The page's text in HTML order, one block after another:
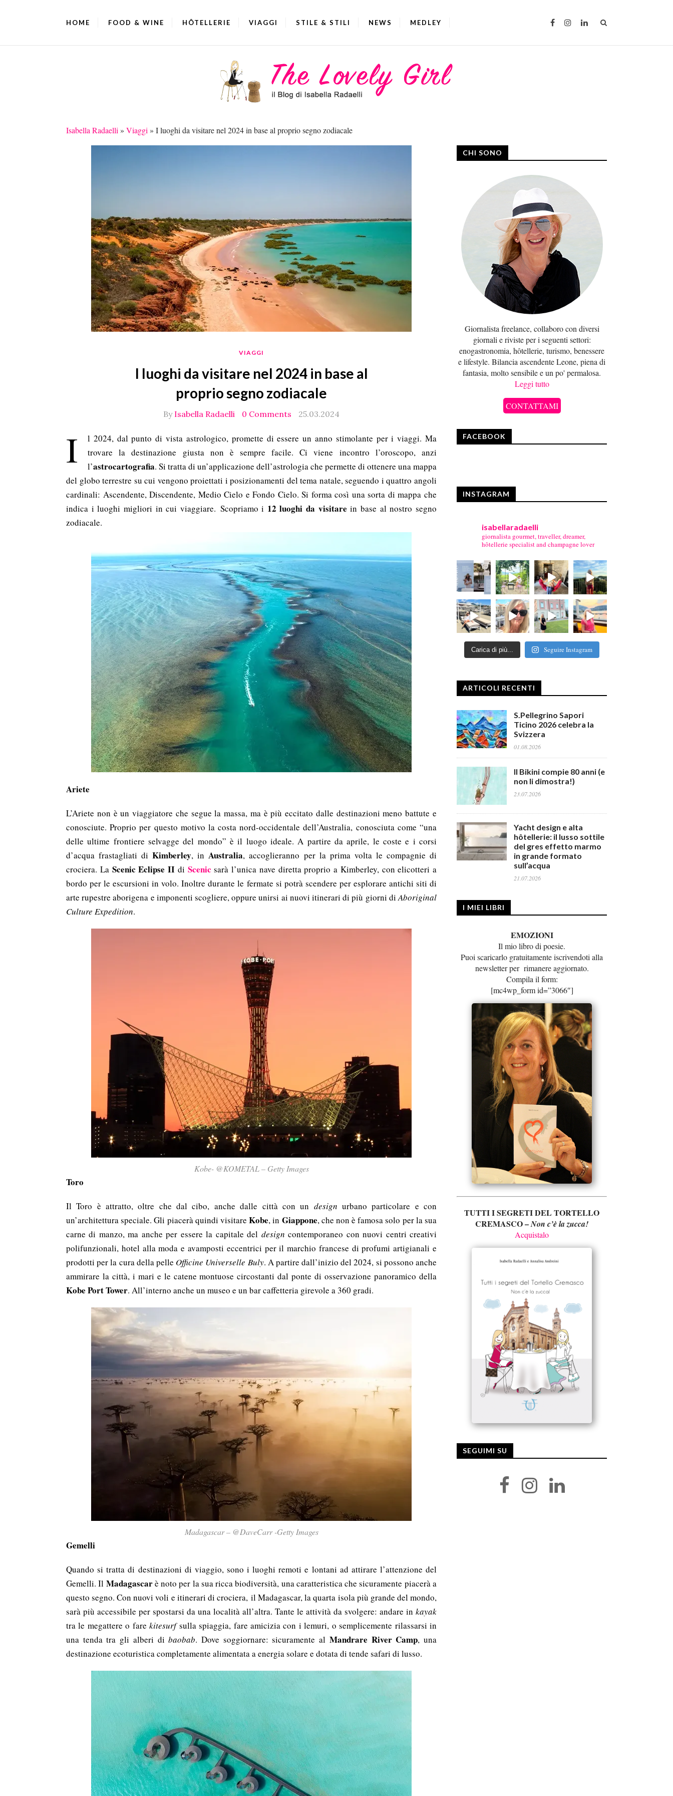
HOME FOOD & WINE HÔTELLERIE VIAGGI STILE & STILI NEWS MEDLEY
Isabella Radaelli » Viaggi » I luoghi da visitare nel 2024 in base al proprio segno zodiacale
VIAGGI
I luoghi da visitare nel 2024 in base al
proprio segno zodiacale
By Isabella Radaelli 0 Comments 25.03.2024
I
l 2024, dal punto di vista astrologico, promette di essere un anno stimolante per i viaggi. Ma
trovare la destinazione giusta non è sempre facile. Ci viene incontro l’oroscopo, anzi
l’astrocartografia. Si tratta di un’applicazione dell’astrologia che permette di ottenere una mappa
del globo terrestre su cui vengono proiettati i posizionamenti del tema natale, seguendo i quattro angoli
cardinali: Ascendente, Discendente, Medio Cielo e Fondo Cielo. Si forma così una sorta di mappa che
indica i luoghi migliori in cui viaggiare. Scopriamo i 12 luoghi da visitare in base al nostro segno
zodiacale.
Ariete
L’Ariete non è un viaggiatore che segue la massa, ma è più eccitato dalle destinazioni meno battute e
conosciute. Proprio per questo motivo la costa nord-occidentale dell’Australia, conosciuta come “una
delle ultime frontiere selvagge del mondo” è il luogo ideale. A partire da aprile, le coste e i corsi
d’acqua frastagliati diKimberley, inAustralia, accoglieranno per la prima volta le compagnie di
crociera. La Scenic Eclipse II di Scenic sarà l’unica nave diretta proprio a Kimberley, con elicotteri a
bordo per le escursioni in volo. Inoltre durante le fermate si potrà scendere per esplorare antichi siti di
arte rupestre aborigena e imponenti scogliere, oppure unirsi ai nuovi itinerari di più giorni diAboriginal
Culture Expedition.
Kobe- @KOMETAL – Getty Images
Toro
Il Toro è attratto, oltre che dal cibo, anche dalle città con un design urbano particolare e con
un’architettura speciale. Gli piacerà quindi visitareKobe, in Giappone, che non è famosa solo per la sua
carne di manzo, ma anche per essere la capitale del design contemporaneo con nuovi centri creativi
polifunzionali, hotel alla moda e avamposti eccentrici per il marchio francese di profumi artigianali e
prodotti per la cura della pelle Officine Universelle Buly. A partire dall’inizio del 2024, si possono anche
ammirare la città, i mari e le catene montuose circostanti dal ponte di osservazione panoramico della
Kobe Port Tower. All’interno anche un museo e un bar caffetteria girevole a 360 gradi.
Madagascar – @DaveCarr -Getty Images
Gemelli
Quando si tratta di destinazioni di viaggio, sono i luoghi remoti e lontani ad attirare l’attenzione del
Gemelli. Il Madagascarè noto per la sua ricca biodiversità, una caratteristica che sicuramente piacerà a
questo segno. Con nuovi voli e itinerari di crociera,il Madagascar, la quarta isola più grande del mondo,
sarà più accessibile per spostarsi da una località all’altra. Tante le attività da svolgere: andare in kayak
tra le megattere o farekitesurfsulla spiaggia, fare amicizia con i lemuri, o semplicemente rilassarsi in
una tenda tra gli alberi dibaobab. Dove soggiornare: sicuramente al Mandrare River Camp, una
destinazione ecoturistica completamente alimentata a energia solare e dotata di tende safari di lusso.
CHI SONO
Giornalista freelance, collaboro con diversi
giornali e riviste per i seguenti settori:
enogastronomia, hôtellerie, turismo, benessere
e lifestyle. Bilancia ascendente Leone, piena di
fantasia, molto sensibile e un po' permalosa.
Leggi tutto
CONTATTAMI
FACEBOOK
INSTAGRAM
isabellaradaelli
giornalista gourmet, traveller, dreamer,
hôtellerie specialist and champagne lover
Carica di più... Seguire Instagram
ARTICOLI RECENTI
S.Pellegrino Sapori
Ticino 2026 celebra la
Svizzera
01.08.2026
Il Bikini compie 80 anni (e
non li dimostra!)
23.07.2026
Yacht design e alta
hôtellerie: il lusso sottile
del gres effetto marmo
in grande formato
sull’acqua
21.07.2026
I MIEI LIBRI
EMOZIONI
Il mio libro di poesie.
Puoi scaricarlo gratuitamente iscrivendoti alla
newsletter per rimanere aggiornato.
Compila il form:
[mc4wp_form id=”3066″]
TUTTI I SEGRETI DEL TORTELLO
CREMASCO –Non c’è la zucca!
Acquistalo
SEGUIMI SU